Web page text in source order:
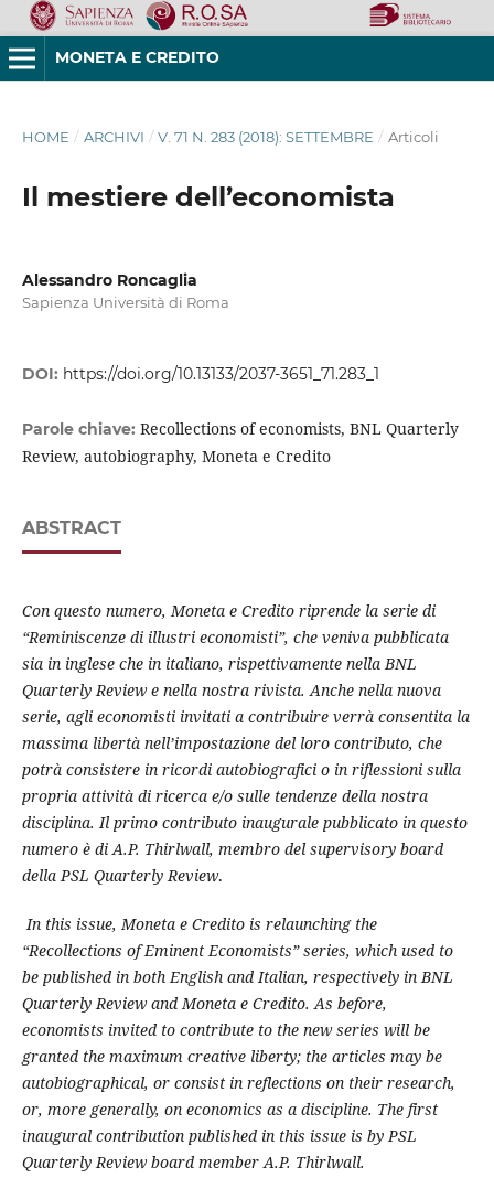
MONETA E CREDITO
HOME / ARCHIVI / V. 71 N. 283 (2018): SETTEMBRE / Articoli
Il mestiere dell’economista
Alessandro Roncaglia
Sapienza Università di Roma
DOI: https://doi.org/10.13133/2037-3651_71.283_1
Parole chiave: Recollections of economists, BNL Quarterly
Review, autobiography, Moneta e Credito
ABSTRACT
Con questo numero, Moneta e Credito riprende la serie di
“Reminiscenze di illustri economisti”, che veniva pubblicata
sia in inglese che in italiano, rispettivamente nella BNL
Quarterly Review e nella nostra rivista. Anche nella nuova
serie, agli economisti invitati a contribuire verrà consentita la
massima libertà nell’impostazione del loro contributo, che
potrà consistere in ricordi autobiografici o in riflessioni sulla
propria attività di ricerca e/o sulle tendenze della nostra
disciplina. Il primo contributo inaugurale pubblicato in questo
numero è di A.P. Thirlwall, membro del supervisory board
della PSL Quarterly Review.
In this issue, Moneta e Credito is relaunching the
“Recollections of Eminent Economists” series, which used to
be published in both English and Italian, respectively in BNL
Quarterly Review and Moneta e Credito. As before,
economists invited to contribute to the new series will be
granted the maximum creative liberty; the articles may be
autobiographical, or consist in reflections on their research,
or, more generally, on economics as a discipline. The first
inaugural contribution published in this issue is by PSL
Quarterly Review board member A.P. Thirlwall.